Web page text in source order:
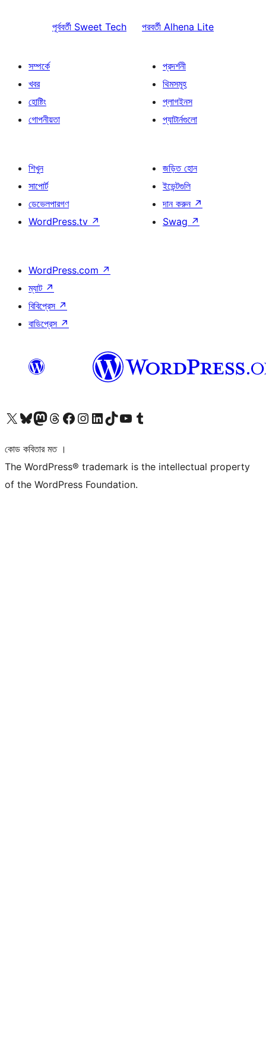
পূর্ববর্তী Sweet Tech পরবর্তী Alhena Lite
সম্পর্কে
খবর
হোষ্টিং
গোপনীয়তা
প্রদর্শনী
থিমসমূহ
প্লাগইনস
প্যাটার্নগুলো
শিখুন
সাপোর্ট
ডেভেলপারগণ
WordPress.tv ↗
জড়িত হোন
ইভেন্টগুলি
দান করুন ↗
Swag ↗
WordPress.com ↗
ম্যাট ↗
বিবিপ্রেস ↗
বাডিপ্রেস ↗
আমাদের X (আগের টুইটার) অ্যাকাউন্টে যানআমাদের Bluesky অ্যাকাউন্টটি দেখুনআমাদের মাস্টোডন অ্যাকাউন্টটি দেখুনআমাদের থ্রেডস অ্যাকাউন্টটি দেখুনআমাদের ফেসবুক পেজ দেখুনআমাদের ইন্সটাগ্রাম অ্যাকাউন্ট দেখুনআমাদের লিঙ্কডইন অ্যাকাউন্টে যানআমাদের TikTok অ্যাকাউন্টটি দেখুনআমাদের ইউটিউব চ্যানেলে যান আমাদের টাম্বলার অ্যাকাউন্ট দেখুন
কোড কবিতার মত ।
The WordPress® trademark is the intellectual property
of the WordPress Foundation.